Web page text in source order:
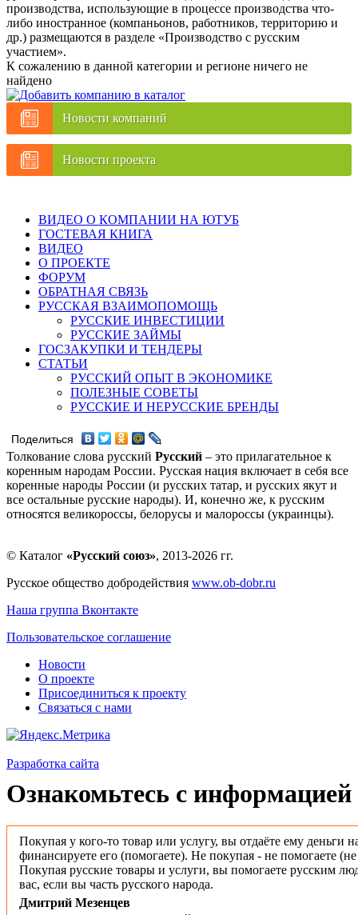
производства, использующие в процессе производства что-
либо иностранное (компаньонов, работников, территорию и
др.) размещаются в разделе «Производство с русским
участием».
К сожалению в данной категории и регионе ничего не
найдено
Новости компаний
Новости проекта
ВИДЕО О КОМПАНИИ НА ЮТУБ
ГОСТЕВАЯ КНИГА
ВИДЕО
О ПРОЕКТЕ
ФОРУМ
ОБРАТНАЯ СВЯЗЬ
РУССКАЯ ВЗАИМОПОМОЩЬ
РУССКИЕ ИНВЕСТИЦИИ
РУССКИЕ ЗАЙМЫ
ГОСЗАКУПКИ И ТЕНДЕРЫ
СТАТЬИ
РУССКИЙ ОПЫТ В ЭКОНОМИКЕ
ПОЛЕЗНЫЕ СОВЕТЫ
РУССКИЕ И НЕРУССКИЕ БРЕНДЫ
Поделиться
Толкование слова русский Русский – это прилагательное к
коренным народам России. Русская нация включает в себя все
коренные народы России (и русских татар, и русских якут и
все остальные русские народы). И, конечно же, к русским
относятся великороссы, белорусы и малороссы (украинцы).
© Каталог «Русский союз», 2013-2026 гг.
Русское общество добродействия www.ob-dobr.ru
Наша группа Вконтакте
Пользовательское соглашение
Новости
О проекте
Присоединиться к проекту
Связаться с нами
Разработка сайта
Ознакомьтесь с информацией
Покупая у кого-то товар или услугу, вы отдаёте ему деньги
финансируете его (помогаете). Не покупая - не помогаете
Покупая русские товары и услуги, вы помогаете русским
вас, если вы часть русского народа.
Дмитрий Мезенцев